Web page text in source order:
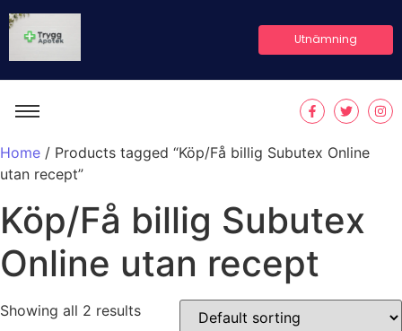
Utnämning
Home / Products tagged “Köp/Få billig Subutex Online
utan recept”
Köp/Få billig Subutex
Online utan recept
Showing all 2 results